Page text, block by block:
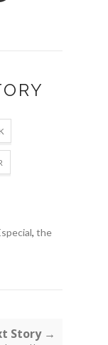
, the
Story →